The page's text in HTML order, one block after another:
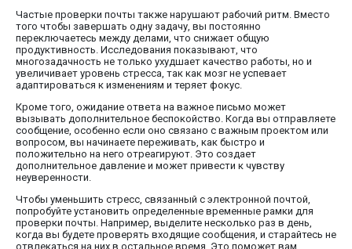
Частые проверки почты также нарушают рабочий ритм. Вместо
того чтобы завершать одну задачу, вы постоянно
переключаетесь между делами, что снижает общую
продуктивность. Исследования показывают, что
многозадачность не только ухудшает качество работы, но и
увеличивает уровень стресса, так как мозг не успевает
адаптироваться к изменениям и теряет фокус.
Кроме того, ожидание ответа на важное письмо может
вызывать дополнительное беспокойство. Когда вы отправляете
сообщение, особенно если оно связано с важным проектом или
вопросом, вы начинаете переживать, как быстро и
положительно на него отреагируют. Это создает
дополнительное давление и может привести к чувству
неуверенности.
Чтобы уменьшить стресс, связанный с электронной почтой,
попробуйте установить определенные временные рамки для
проверки почты. Например, выделите несколько раз в день,
когда вы будете проверять входящие сообщения, и старайтесь не
отвлекаться на них в остальное время. Это поможет вам